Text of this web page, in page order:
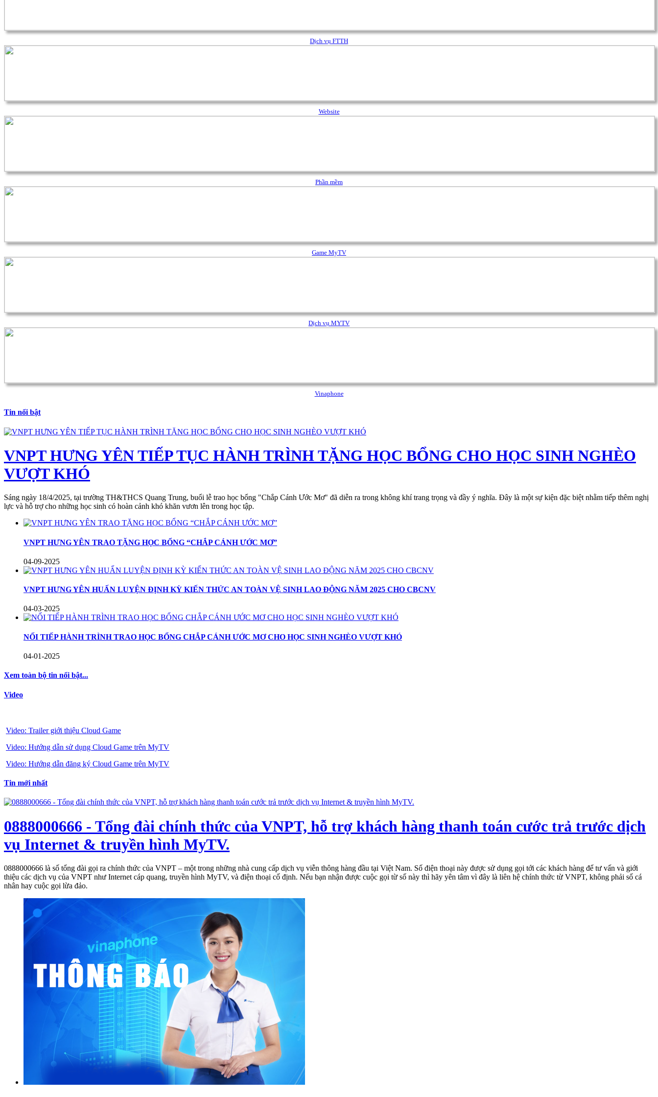
Dịch vụ FTTH
Website
Phần mềm
Game MyTV
Dịch vụ MYTV
Vinaphone
Tin nổi bật
VNPT HƯNG YÊN TIẾP TỤC HÀNH TRÌNH TẶNG HỌC BỔNG CHO HỌC SINH NGHÈO
VƯỢT KHÓ
Sáng ngày 18/4/2025, tại trường TH&THCS Quang Trung, buổi lễ trao học bổng "Chắp Cánh Ước Mơ" đã diễn ra trong không khí trang trọng và đầy ý nghĩa. Đây là một sự kiện đặc biệt nhằm tiếp thêm nghị
lực và hỗ trợ cho những học sinh có hoàn cảnh khó khăn vươn lên trong học tập.
VNPT HƯNG YÊN TRAO TẶNG HỌC BỔNG “CHẮP CÁNH ƯỚC MƠ”
04-09-2025
VNPT HƯNG YÊN HUẤN LUYỆN ĐỊNH KỲ KIẾN THỨC AN TOÀN VỆ SINH LAO ĐỘNG NĂM 2025 CHO CBCNV
04-03-2025
NỐI TIẾP HÀNH TRÌNH TRAO HỌC BỔNG CHẮP CÁNH ƯỚC MƠ CHO HỌC SINH NGHÈO VƯỢT KHÓ
04-01-2025
Xem toàn bộ tin nổi bật...
Video
Video: Trailer giới thiệu Cloud Game
Video: Hướng dẫn sử dụng Cloud Game trên MyTV
Video: Hướng dẫn đăng ký Cloud Game trên MyTV
Tin mới nhất
0888000666 - Tổng đài chính thức của VNPT, hỗ trợ khách hàng thanh toán cước trả trước dịch
vụ Internet & truyền hình MyTV.
0888000666 là số tổng đài gọi ra chính thức của VNPT – một trong những nhà cung cấp dịch vụ viễn thông hàng đầu tại Việt Nam. Số điện thoại này được sử dụng gọi tới các khách hàng để tư vấn và giới
thiệu các dịch vụ của VNPT như Internet cáp quang, truyền hình MyTV, và điện thoại cố định. Nếu bạn nhận được cuộc gọi từ số này thì hãy yên tâm vì đây là liên hệ chính thức từ VNPT, không phải số cá
nhân hay cuộc gọi lừa đảo.